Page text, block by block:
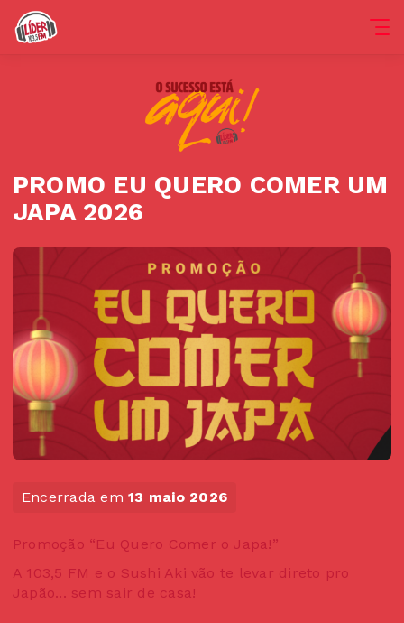
PROMO EU QUERO COMER UM
JAPA 2026
Encerrada em13 maio 2026
Promoção “Eu Quero Comer o Japa!”
A 103,5 FM e o Sushi Aki vão te levar direto pro
Japão... sem sair de casa!